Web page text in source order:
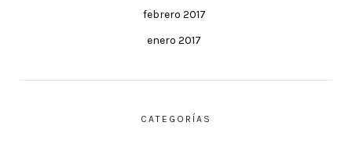
febrero 2017
enero 2017
CATEGORÍAS